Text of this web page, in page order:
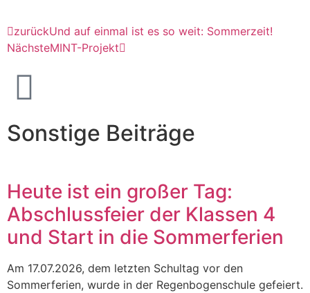
zurückUnd auf einmal ist es so weit: Sommerzeit!
NächsteMINT-Projekt
Sonstige Beiträge
Heute ist ein großer Tag:
Abschlussfeier der Klassen 4
und Start in die Sommerferien
Am 17.07.2026, dem letzten Schultag vor den
Sommerferien, wurde in der Regenbogenschule gefeiert.